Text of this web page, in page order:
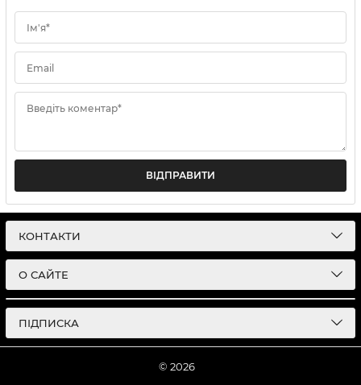
Ім'я*
Email
Введіть коментар*
ВІДПРАВИТИ
КОНТАКТИ
О САЙТЕ
ПІДПИСКА
© 2026